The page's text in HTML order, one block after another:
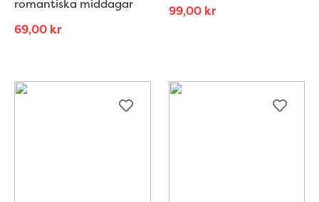
romantiska middagar
69,00 kr
99,00 kr